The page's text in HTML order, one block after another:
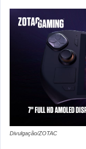
Divulgação/ZOTAC